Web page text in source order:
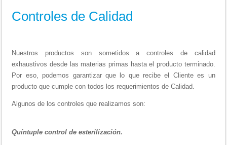
Controles de Calidad
Nuestros productos son sometidos a controles de calidad
exhaustivos desde las materias primas hasta el producto terminado.
Por eso, podemos garantizar que lo que recibe el Cliente es un
producto que cumple con todos los requerimientos de Calidad.
Algunos de los controles que realizamos son:
Quíntuple control de esterilización.